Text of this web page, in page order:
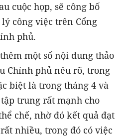
cuộc họp, sẽ công bố
công việc trên Cổng
phủ.
một số nội dung thảo
Chính phủ nêu rõ, trong
biệt là trong tháng 4 và
trung rất mạnh cho
chế, nhờ đó kết quả đạt
nhiều, trong đó có việc